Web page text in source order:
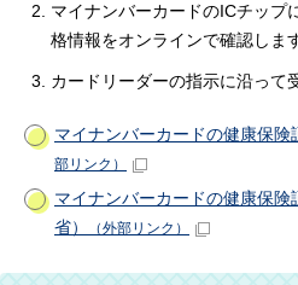
マイナンバーカードのICチップ
格情報をオンラインで確認しま
カードリーダーの指示に沿って
マイナンバーカードの健康保険
部リンク）
マイナンバーカードの健康保
省）
（外部リンク）